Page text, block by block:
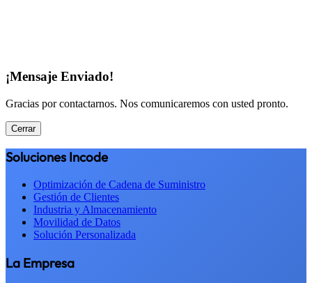
¡Mensaje Enviado!
Gracias por contactarnos. Nos comunicaremos con usted pronto.
Cerrar
Soluciones Incode
Optimización de Cadena de Suministro
Gestión de Clientes
Industria y Almacenamiento
Movilidad de Datos
Solución Personalizada
La Empresa